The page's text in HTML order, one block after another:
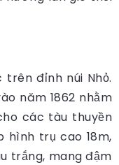
trên đỉnh núi Nhỏ.
năm 1862 nhằm
các tàu thuyền
hình trụ cao 18m,
trắng, mang đậm